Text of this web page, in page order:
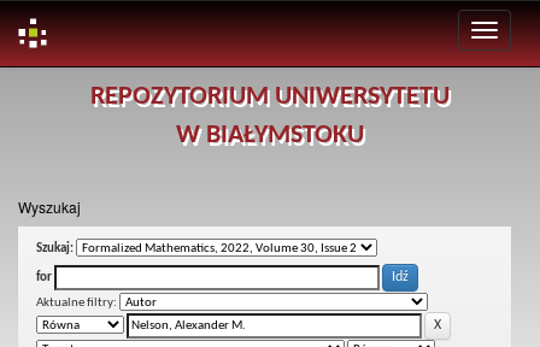
REPOZYTORIUM UNIWERSYTETU
W BIAŁYMSTOKU
Wyszukaj
Szukaj:
for
Aktualne filtry: